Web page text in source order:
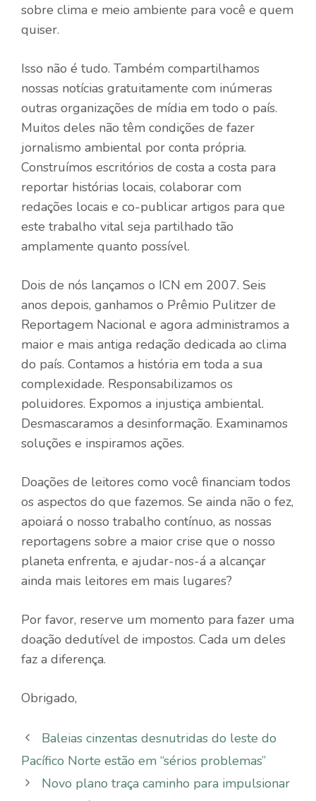
sobre clima e meio ambiente para você e quem
quiser.
Isso não é tudo. Também compartilhamos
nossas notícias gratuitamente com inúmeras
outras organizações de mídia em todo o país.
Muitos deles não têm condições de fazer
jornalismo ambiental por conta própria.
Construímos escritórios de costa a costa para
reportar histórias locais, colaborar com
redações locais e co-publicar artigos para que
este trabalho vital seja partilhado tão
amplamente quanto possível.
Dois de nós lançamos o ICN em 2007. Seis
anos depois, ganhamos o Prêmio Pulitzer de
Reportagem Nacional e agora administramos a
maior e mais antiga redação dedicada ao clima
do país. Contamos a história em toda a sua
complexidade. Responsabilizamos os
poluidores. Expomos a injustiça ambiental.
Desmascaramos a desinformação. Examinamos
soluções e inspiramos ações.
Doações de leitores como você financiam todos
os aspectos do que fazemos. Se ainda não o fez,
apoiará o nosso trabalho contínuo, as nossas
reportagens sobre a maior crise que o nosso
planeta enfrenta, e ajudar-nos-á a alcançar
ainda mais leitores em mais lugares?
Por favor, reserve um momento para fazer uma
doação dedutível de impostos. Cada um deles
faz a diferença.
Obrigado,
Baleias cinzentas desnutridas do leste do
Pacífico Norte estão em “sérios problemas”
Novo plano traça caminho para impulsionar